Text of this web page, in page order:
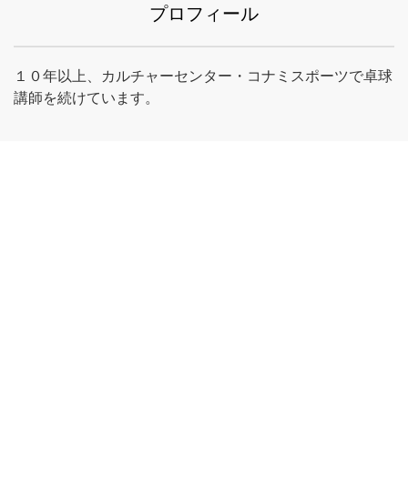
プロフィール
１０年以上、カルチャーセンター・コナミスポーツで卓球
講師を続けています。